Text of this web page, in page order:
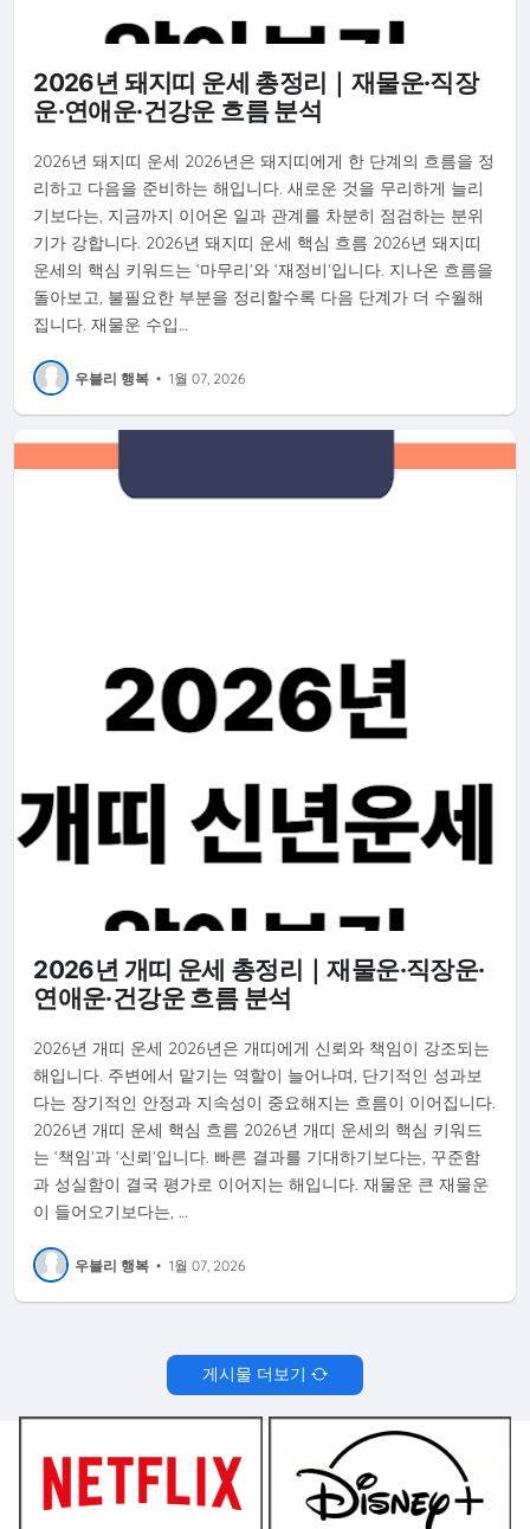
2026년 돼지띠 운세 총정리｜재물운·직장
운·연애운·건강운 흐름 분석
2026년 돼지띠 운세 2026년은 돼지띠에게 한 단계의 흐름을 정
리하고 다음을 준비하는 해입니다. 새로운 것을 무리하게 늘리
기보다는, 지금까지 이어온 일과 관계를 차분히 점검하는 분위
기가 강합니다. 2026년 돼지띠 운세 핵심 흐름 2026년 돼지띠
운세의 핵심 키워드는 ‘마무리’와 ‘재정비’입니다. 지나온 흐름을
돌아보고, 불필요한 부분을 정리할수록 다음 단계가 더 수월해
집니다. 재물운 수입…
우블리 행복 • 1월 07, 2026
2026년 개띠 운세 총정리｜재물운·직장운·
연애운·건강운 흐름 분석
2026년 개띠 운세 2026년은 개띠에게 신뢰와 책임이 강조되는
해입니다. 주변에서 맡기는 역할이 늘어나며, 단기적인 성과보
다는 장기적인 안정과 지속성이 중요해지는 흐름이 이어집니다.
2026년 개띠 운세 핵심 흐름 2026년 개띠 운세의 핵심 키워드
는 ‘책임’과 ‘신뢰’입니다. 빠른 결과를 기대하기보다는, 꾸준함
과 성실함이 결국 평가로 이어지는 해입니다. 재물운 큰 재물운
이 들어오기보다는, …
우블리 행복 • 1월 07, 2026
게시물 더보기
쿠폰 BEST2